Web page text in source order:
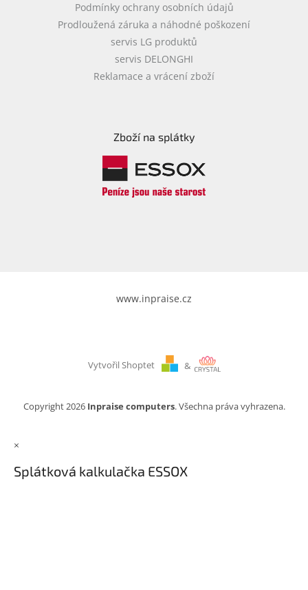
Podmínky ochrany osobních údajů
Prodloužená záruka a náhodné poškození
servis LG produktů
servis DELONGHI
Reklamace a vrácení zboží
Zboží na splátky
www.inpraise.cz
Vytvořil Shoptet &
Copyright 2026 Inpraise computers. Všechna práva vyhrazena.
×
Splátková kalkulačka ESSOX